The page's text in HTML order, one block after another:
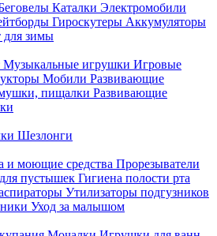
Каталки Электромобили
Гироскутеры Аккумуляторы
для зимы
Музыкальные игрушки Игровые
Мобили Развивающие
пищалки Развивающие
Шезлонги
и моющие средства Прорезыватели
пустышек Гигиена полости рта
Утилизаторы подгузников
Уход за малышом